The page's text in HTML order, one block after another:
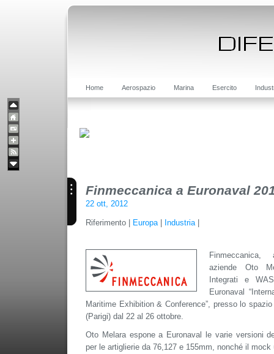
Home Aerospazio Marina Esercito
Finmeccanica a Euronaval
22 ott, 2012
Riferimento | Europa | Industria |
aziende Oto
Integrati e
Euronaval
Maritime Exhibition & Conference”, presso lo
(Parigi) dal 22 al 26 ottobre.
Oto Melara espone a Euronaval le varie versioni
per le artiglierie da 76,127 e 155mm, nonché il